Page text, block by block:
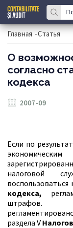
Главная -Статья
О
согласно
кодекса
2007-09
Если по
налоговой
кодекса,
штрафов.
раздела V